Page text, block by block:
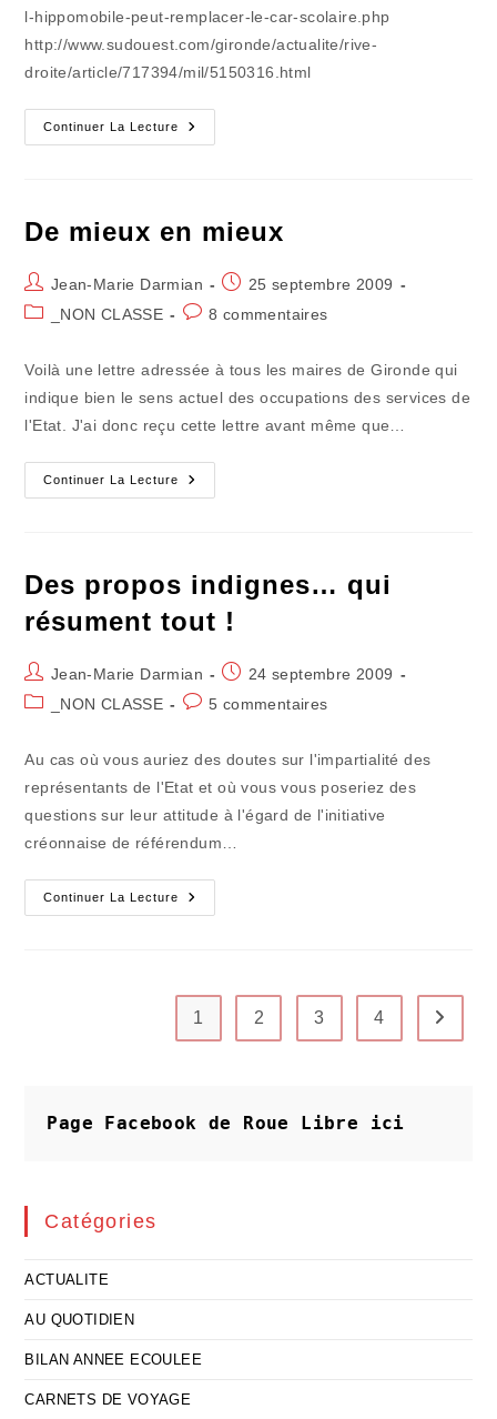
l-hippomobile-peut-remplacer-le-car-scolaire.php
http://www.sudouest.com/gironde/actualite/rive-
droite/article/717394/mil/5150316.html
Continuer La Lecture
Grenelle
Au
De mieux en mieux
Auteur/autrice
de
Jean-Marie Darmian
Publication
25 septembre 2009
Post
_NON CLASSE
Commentaires
8 commentaires
Voilà une lettre adressée à tous les maires de Gironde qui
indique bien le sens actuel des occupations des services de
l'Etat. J'ai donc reçu cette lettre avant même que…
Continuer La Lecture
De
Mieux
Des propos indignes… qui
résument tout !
Auteur/autrice
de
Jean-Marie Darmian
Publication
24 septembre 2009
Post
_NON CLASSE
Commentaires
5 commentaires
Au cas où vous auriez des doutes sur l'impartialité des
représentants de l'Etat et où vous vous poseriez des
questions sur leur attitude à l'égard de l'initiative
créonnaise de référendum…
Continuer La Lecture
Des
Propos
!
1 2 3 4 Aller à
Page Facebook de Roue Libre ici
Catégories
ACTUALITE
AU QUOTIDIEN
BILAN ANNEE ECOULEE
CARNETS DE VOYAGE